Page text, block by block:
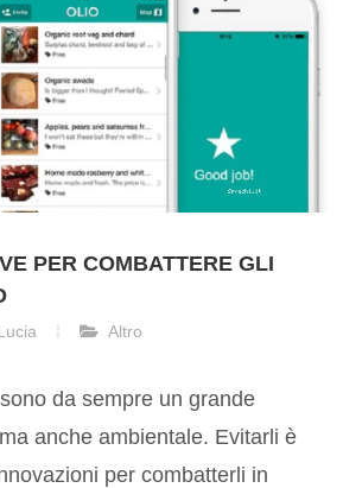
PER COMBATTERE GLI
Altro
da sempre un grande
anche ambientale. Evitarli è
per combatterli in